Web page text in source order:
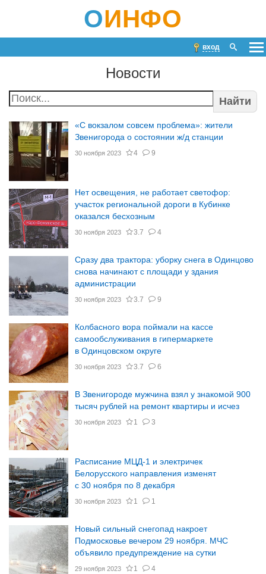
ОИНФО
вход
Новости
Найти
«С вокзалом совсем проблема»: жители
Звенигорода о состоянии ж/д станции
30 ноября 2023 4 9
Нет освещения, не работает светофор:
участок региональной дороги в Кубинке
оказался бесхозным
30 ноября 2023 3.7 4
Сразу два трактора: уборку снега в Одинцово
снова начинают с площади у здания
администрации
30 ноября 2023 3.7 9
Колбасного вора поймали на кассе
самообслуживания в гипермаркете
в Одинцовском округе
30 ноября 2023 3.7 6
В Звенигороде мужчина взял у знакомой 900
тысяч рублей на ремонт квартиры и исчез
30 ноября 2023 1 3
Расписание МЦД-1 и электричек
Белорусского направления изменят
с 30 ноября по 8 декабря
30 ноября 2023 1 1
Новый сильный снегопад накроет
Подмосковье вечером 29 ноября. МЧС
объявило предупреждение на сутки
29 ноября 2023 1 4